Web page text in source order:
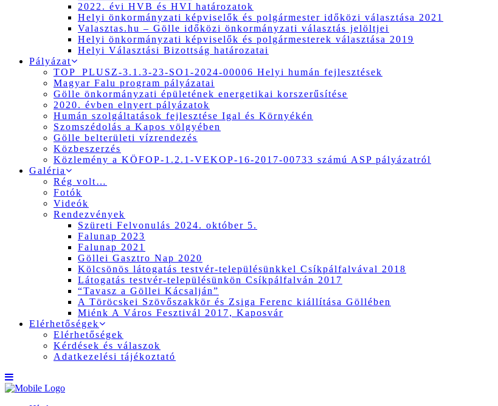
2022. évi HVB és HVI határozatok
Helyi önkormányzati képviselők és polgármester időközi választása 2021
Valasztas.hu – Gölle időközi önkormányzati választás jelöltjei
Helyi önkormányzati képviselők és polgármesterek választása 2019
Helyi Választási Bizottság határozatai
Pályázat
TOP_PLUSZ-3.1.3-23-SO1-2024-00006 Helyi humán fejlesztések
Magyar Falu program pályázatai
Gölle önkormányzati épületének energetikai korszerűsítése
2020. évben elnyert pályázatok
Humán szolgáltatások fejlesztése Igal és Környékén
Szomszédolás a Kapos völgyében
Gölle belterületi vízrendezés
Közbeszerzés
Közlemény a KÖFOP-1.2.1-VEKOP-16-2017-00733 számú ASP pályázatról
Galéria
Rég volt…
Fotók
Videók
Rendezvények
Szüreti Felvonulás 2024. október 5.
Falunap 2023
Falunap 2021
Göllei Gasztro Nap 2020
Kölcsönös látogatás testvér-településünkkel Csíkpálfalvával 2018
Látogatás testvér-településünkön Csíkpálfalván 2017
“Tavasz a Göllei Kácsalján”
A Töröcskei Szövőszakkör és Zsiga Ferenc kiállítása Göllében
Miénk A Város Fesztivál 2017, Kaposvár
Elérhetőségek
Elérhetőségek
Kérdések és válaszok
Adatkezelési tájékoztató